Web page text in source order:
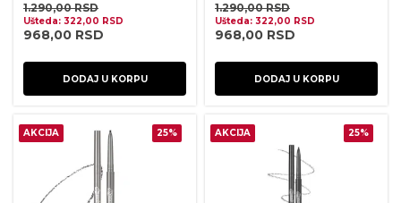
1.290,00RSD
Ušteda: 322,00 RSD
968,00 RSD
DODAJ U KORPU
1.290,00RSD
Ušteda: 322,00 RSD
968,00 RSD
DODAJ U KORPU
AKCIJA 25% AKCIJA 25%